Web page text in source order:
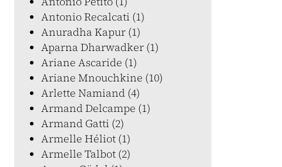
Antonio Recalcati (1)
Anuradha Kapur (1)
Aparna Dharwadker (1)
Ariane Ascaride (1)
Ariane Mnouchkine (10)
Arlette Namiand (4)
Armand Delcampe (1)
Armand Gatti (2)
Armelle Héliot (1)
Armelle Talbot (2)